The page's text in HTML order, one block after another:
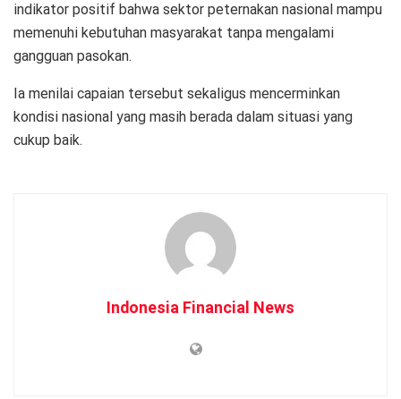
indikator positif bahwa sektor peternakan nasional mampu
memenuhi kebutuhan masyarakat tanpa mengalami
gangguan pasokan.
Ia menilai capaian tersebut sekaligus mencerminkan
kondisi nasional yang masih berada dalam situasi yang
cukup baik.
Indonesia Financial News